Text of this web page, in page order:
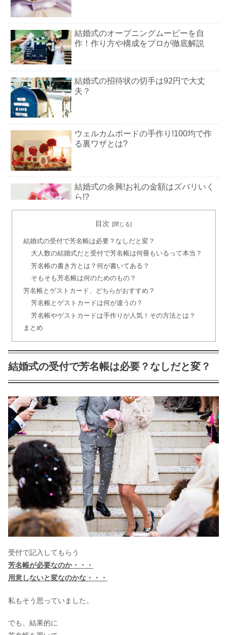
結婚式のオープニングムービーを自
作！作り方や構成をプロが徹底解説
結婚式の招待状の切手は92円で大丈
夫？
ウェルカムボードの手作り!100均で作
る裏ワザとは?
結婚式の余興!お礼の金額はズバリいく
ら!?
結婚式の引き出物の金額相場!夫婦・上
司・親戚は?
ウェディングドレスのオーダー!値段は
意外と安い!?
結婚式受付のお礼の書き方 メッセージ
文例アリ！
結婚式は髪型で花嫁の魅力をアップ!面
長編
結婚式の祝儀の金額は?気になるお返
しマナー徹底解説!
もうすぐ結婚式！髪型で花嫁も小顔に
なる？
目次
結婚式の受付で芳名帳は必要？なしだと変？
大人数の結婚式だと受付で芳名帳は何冊もいるって本当？
芳名帳の書き方とは？何が書いてある？
そもそも芳名帳は何のためのもの？
芳名帳とゲストカード、どちらがおすすめ？
芳名帳とゲストカードは何が違うの？
芳名帳やゲストカードは手作りが人気！その方法とは？
まとめ
結婚式の受付で芳名帳は必要？なしだと変？
受付で記入してもらう
芳名帳が必要なのか・・・
用意しないと変なのかな・・・
私もそう思っていました。
でも、結果的に